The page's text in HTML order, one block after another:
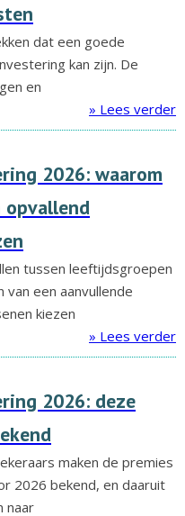
dat een goede
kan zijn. De
en
» Lees verder
2026: waarom
tussen leeftijdsgroepen
een aanvullende
kiezen
» Lees verder
2026: deze
maken de premies
2026 bekend, en daaruit
naar